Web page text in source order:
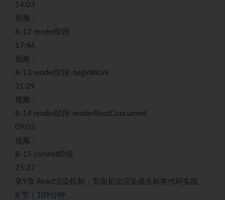
14:03
视频：
8-12 render阶段
17:46
视频：
8-13 render阶段-beginWork
21:29
视频：
8-14 render阶段-renderRootConcurrent
09:03
视频：
8-15 commit阶段
25:37
第9章 React渲染机制：页面初次渲染原生标签代码实践
8 节｜109分钟